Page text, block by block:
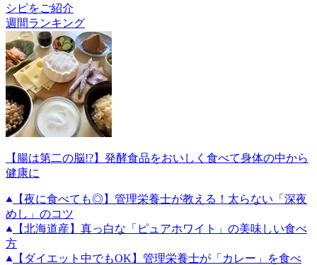
シピをご紹介
週間ランキング
【腸は第二の脳!?】発酵食品をおいしく食べて身体の中から
健康に
【夜に食べても◎】管理栄養士が教える！太らない「深夜
めし」のコツ
【北海道産】真っ白な「ピュアホワイト」の美味しい食べ
方
【ダイエット中でもOK】管理栄養士が「カレー」を食べ